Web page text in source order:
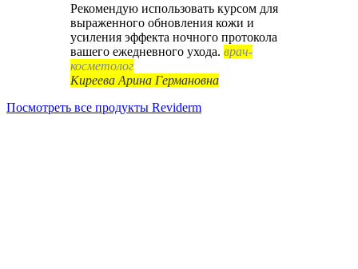
Рекомендую использовать курсом для
выраженного обновления кожи и
усиления эффекта ночного протокола
вашего ежедневного ухода. врач-
косметолог
Киреева Арина Германовна
Посмотреть все продукты Reviderm